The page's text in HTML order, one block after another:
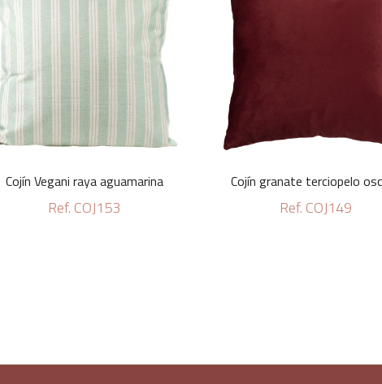
Cojín Vegani raya aguamarina
Ref. COJ153
Cojín granate terciopelo
Ref. COJ149